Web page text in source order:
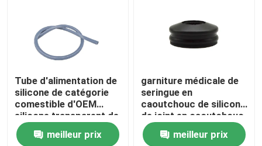
Tube de drainage
Tube d'infusion
Accessoires d'infusion
Tube d'alimentation de
silicone de catégorie
comestible d'OEM
silicone transparent de
tube d'estomac
meilleur prix
garniture médicale de
seringue en
caoutchouc de silicone
de joint en caoutchouc
de la seringue 5ml
meilleur prix